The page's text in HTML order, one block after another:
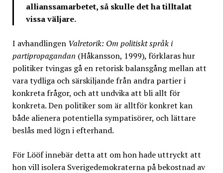
allianssamarbetet, så skulle det ha tilltalat
vissa väljare.
I avhandlingen Valretorik: Om politiskt språk i
partipropagandan (Håkansson, 1999), förklaras hur
politiker tvingas gå en retorisk balansgång mellan att
vara tydliga och särskiljande från andra partier i
konkreta frågor, och att undvika att bli allt för
konkreta. Den politiker som är alltför konkret kan
både alienera potentiella sympatisörer, och lättare
beslås med lögn i efterhand.
För Lööf innebär detta att om hon hade uttryckt att
hon vill isolera Sverigedemokraterna på bekostnad av